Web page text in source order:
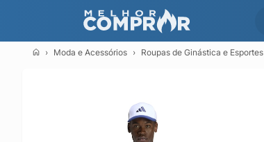
Moda e Acessórios Roupas de Ginástica e Esportes